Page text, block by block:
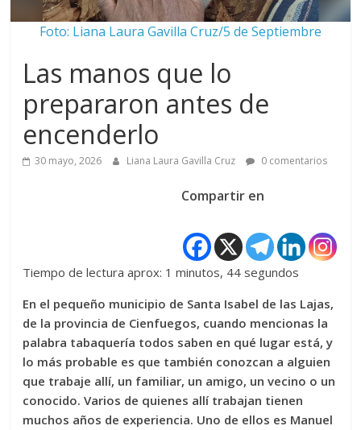
Foto: Liana Laura Gavilla Cruz/5 de Septiembre
Las manos que lo
prepararon antes de
encenderlo
30 mayo, 2026 Liana Laura Gavilla Cruz 0 comentarios
Compartir en
Tiempo de lectura aprox: 1 minutos, 44 segundos
En el pequeño municipio de Santa Isabel de las Lajas,
de la provincia de Cienfuegos, cuando mencionas la
palabra tabaquería todos saben en qué lugar está, y
lo más probable es que también conozcan a alguien
que trabaje allí, un familiar, un amigo, un vecino o un
conocido. Varios de quienes allí trabajan tienen
muchos años de experiencia. Uno de ellos es Manuel